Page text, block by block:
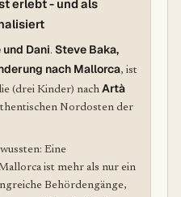
erlebt - und als
und Dani. Steve Baka,
nach Mallorca, ist
(drei Kinder) nach Artà
Nordosten der
Eine
ist mehr als nur ein
Behördengänge,